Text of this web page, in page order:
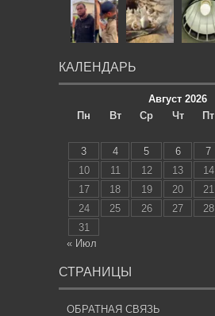
КАЛЕНДАРЬ
Август 2026
Пн
Вт Ср Чт Пт
3
4 5 6 7
10
11 12 13 14
17
18 19 20 21
24
25 26 27 28
31
« Июл
СТРАНИЦЫ
ОБРАТНАЯ СВЯЗЬ